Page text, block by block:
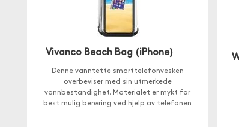
Vivanco Beach Bag (iPhone)
Denne vanntette smarttelefonvesken
overbeviser med sin utmerkede
vannbestandighet. Materialet er mykt for
best mulig berøring ved hjelp av telefonen